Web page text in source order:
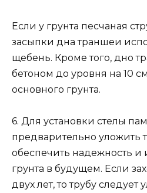
Если у грунта песчаная
засыпки дна траншеи
щебень. Кроме того, дно
бетоном до уровня на 10
основного грунта.
6. Для установки стелы
предварительно уложить
обеспечить надежность и
грунта в будущем. Если
двух лет, то трубу следует